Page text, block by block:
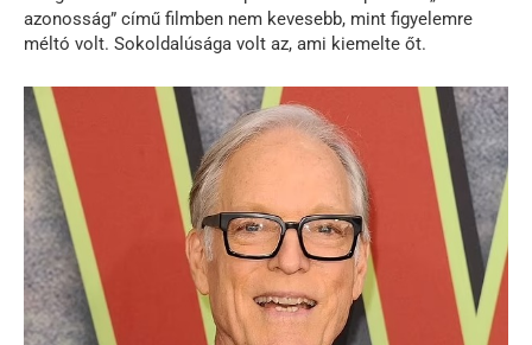
azonosság” című filmben nem kevesebb, mint figyelemre
méltó volt. Sokoldalúsága volt az, ami kiemelte őt.